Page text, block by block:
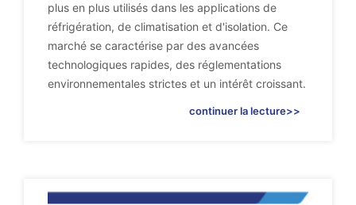
plus en plus utilisés dans les applications de
réfrigération, de climatisation et d'isolation. Ce
marché se caractérise par des avancées
technologiques rapides, des réglementations
environnementales strictes et un intérêt croissant.
continuer la lecture>>